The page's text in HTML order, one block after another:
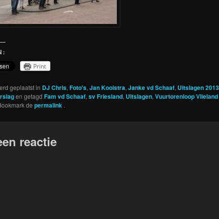
Print
geplaatst in DJ Chris, Foto's, Jan Kooistra, Janke vd Schaaf, Uitslagen 2013
en getagd Fam vd Schaaf, sv Friesland, Uitslagen, Vuurtorenloop Vlieland
de permalink .
reactie